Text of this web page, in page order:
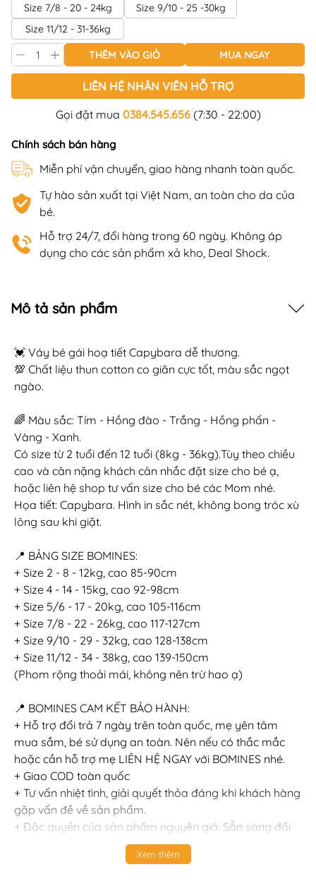
Size 7/8 - 20 - 24kg
Size 9/10 - 25 -30kg
Size 11/12 - 31-36kg
THÊM VÀO GIỎ MUA NGAY
LIÊN HỆ NHÂN VIÊN HỖ TRỢ
Gọi đặt mua 0384.545.656(7:30 - 22:00)
Chính sách bán hàng
Miễn phí vận chuyển, giao hàng nhanh toàn quốc.
Tự hào sản xuất tại Việt Nam, an toàn cho da của
bé.
Hỗ trợ 24/7, đổi hàng trong 60 ngày. Không áp
dụng cho các sản phẩm xả kho, Deal Shock.
Mô tả sản phẩm
💓 Váy bé gái hoạ tiết Capybara dễ thương.
💯 Chất liệu thun cotton co giãn cực tốt, màu sắc ngọt
ngào.
🌈 Màu sắc: Tím - Hồng đào - Trắng - Hồng phấn -
Vàng - Xanh.
Có size từ 2 tuổi đến 12 tuổi (8kg - 36kg).Tùy theo chiều
cao và cân nặng khách cân nhắc đặt size cho bé ạ,
hoặc liên hệ shop tư vấn size cho bé các Mom nhé.
Họa tiết: Capybara. Hình in sắc nét, không bong tróc xù
lông sau khi giặt.
📍 BẢNG SIZE BOMINES:
+ Size 2 - 8 - 12kg, cao 85-90cm
+ Size 4 - 14 - 15kg, cao 92-98cm
+ Size 5/6 - 17 - 20kg, cao 105-116cm
+ Size 7/8 - 22 - 26kg, cao 117-127cm
+ Size 9/10 - 29 - 32kg, cao 128-138cm
+ Size 11/12 - 34 - 38kg, cao 139-150cm
(Phom rộng thoải mái, không nên trừ hao ạ)
📍 BOMINES CAM KẾT BẢO HÀNH:
+ Hỗ trợ đổi trả 7 ngày trên toàn quốc, mẹ yên tâm
mua sắm, bé sử dụng an toàn. Nên nếu có thắc mắc
hoặc cần hỗ trợ mẹ LIÊN HỆ NGAY với BOMINES nhé.
+ Giao COD toàn quốc
+ Tư vấn nhiệt tình, giải quyết thỏa đáng khi khách hàng
gặp vấn đề về sản phẩm.
+ Đặc quyền của sản phẩm nguyên giá: Sẵn sàng đổi
size, đổi luôn qua sản phẩm khác bằng giá hoặc cao
Xem thêm